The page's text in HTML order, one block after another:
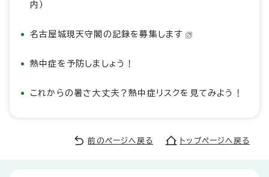
内）
名古屋城現天守閣の記録を募集します
熱中症を予防しましょう！
これからの暑さ大丈夫？熱中症リスクを見てみよう！
前のページへ戻る トップページへ戻る